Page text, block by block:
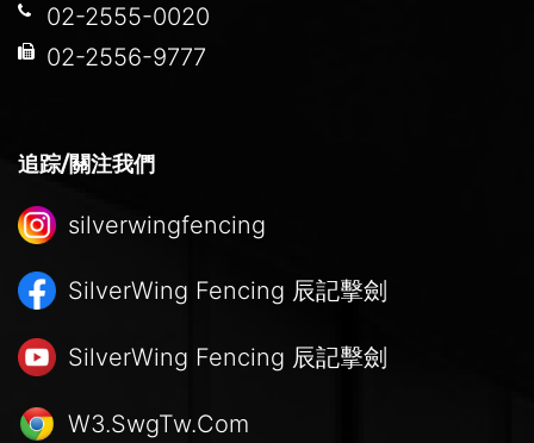
02-2555-0020
02-2556-9777
追踪/關注我們
silverwingfencing
SilverWing Fencing 辰記擊劍
SilverWing Fencing 辰記擊劍
W3.SwgTw.Com